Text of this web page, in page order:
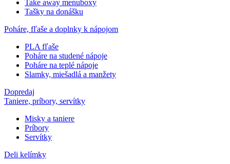
Take away menuboxy
Tašky na donášku
Poháre, fľaše a doplnky k nápojom
PLA fľaše
Poháre na studené nápoje
Poháre na teplé nápoje
Slamky, miešadlá a manžety
Dopredaj
Taniere, príbory, servítky
Misky a taniere
Príbory
Servítky
Deli kelímky